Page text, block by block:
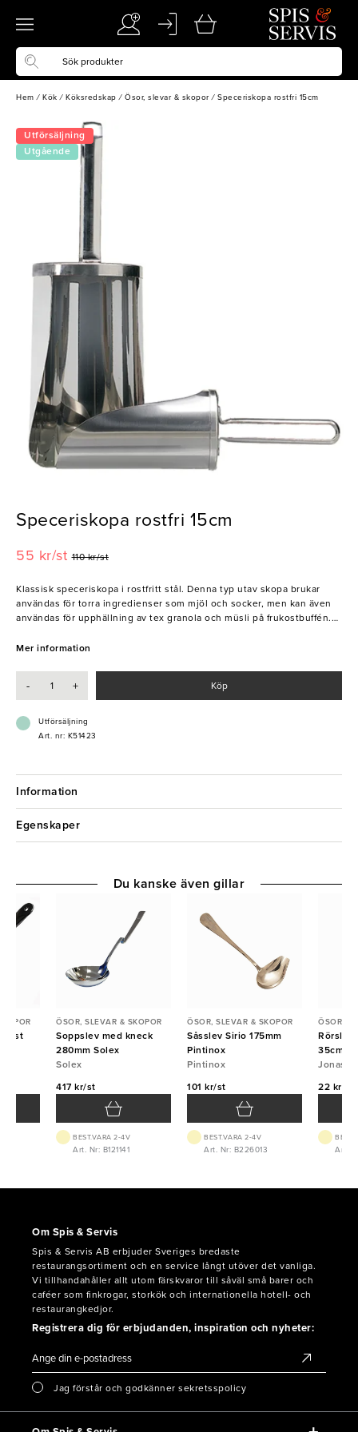
Hem / Kök / Köksredskap / Ösor, slevar & skopor / Speceriskopa rostfri 15cm
Utförsäljning
Utgående
Speceriskopa rostfri 15cm
55 kr/st110 kr/st
Klassisk speceriskopa i rostfritt stål. Denna typ utav skopa brukar
användas för torra ingredienser som mjöl och socker, men kan även
användas för upphällning av tex granola och müsli på frukostbuffén.
Mer information
- + Köp
Utförsäljning
Art. nr: K51423
Information
Egenskaper
ÖSOR, SLEVAR & SKOPOR
Soppslev med kneck
280mm Solex
Solex
417 kr/st
BEST.VARA 2-4V
Art. Nr: B121141
ÖSOR, SLEVAR & SKOPOR
Såsslev Sirio 175mm
Pintinox
Pintinox
101 kr/st
BEST.VARA 2-4V
Art. Nr: B226013
ÖSOR,
Rörslev
35cm
Jonas
22 kr/st
Art.
Du kanske även gillar
Om Spis & Servis
Spis & Servis AB erbjuder Sveriges bredaste
restaurangsortiment och en service långt utöver det vanliga.
Vi tillhandahåller allt utom färskvaror till såväl små barer och
caféer som finkrogar, storkök och internationella hotell- och
restaurangkedjor.
Registrera dig för erbjudanden, inspiration och nyheter:
Jag förstår och godkänner sekretsspolicy